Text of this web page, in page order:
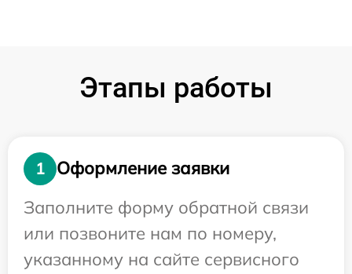
Этапы работы
1
Оформление заявки
Заполните форму обратной связи
или позвоните нам по номеру,
указанному на сайте сервисного